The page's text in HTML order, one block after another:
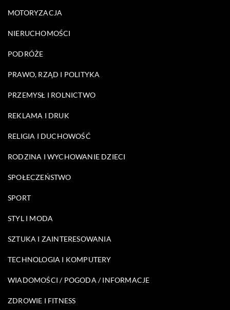
MOTORYZACJA
NIERUCHOMOŚCI
PODRÓŻE
PRAWO, RZĄD I POLITYKA
PRZEMYSŁ I ROLNICTWO
REKLAMA I DRUK
RELIGIA I DUCHOWOŚĆ
RODZINA I WYCHOWANIE DZIECI
SPOŁECZEŃSTWO
SPORT
STYL I MODA
SZTUKA I ZAINTERESOWANIA
TECHNOLOGIA I KOMPUTERY
WIADOMOŚCI / POGODA / INFORMACJE
ZDROWIE I FITNESS